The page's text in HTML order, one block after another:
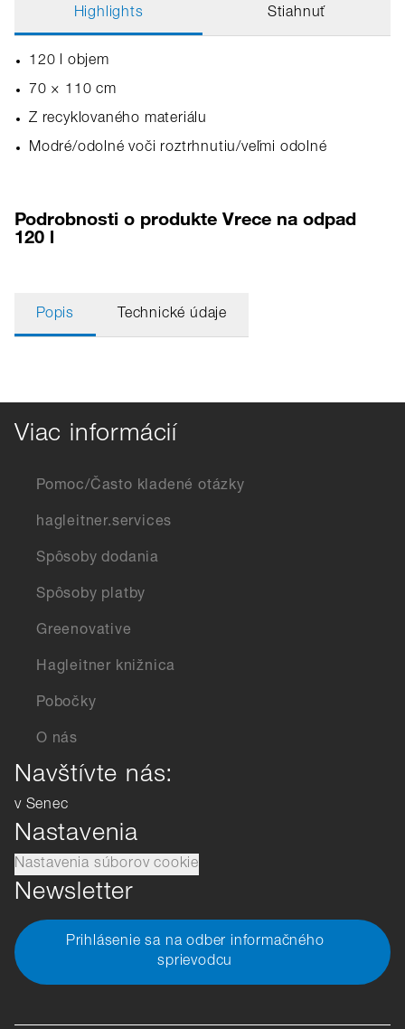
Highlights Stiahnuť
120 l objem
70 × 110 cm
Z recyklovaného materiálu
Modré/odolné voči roztrhnutiu/veľmi odolné
Podrobnosti o produkte Vrece na odpad
120 l
Popis Technické údaje
Viac informácií
Pomoc/Často kladené otázky
hagleitner.services
Spôsoby dodania
Spôsoby platby
Greenovative
Hagleitner knižnica
Pobočky
O nás
Navštívte nás:
v Senec
Nastavenia
Nastavenia súborov cookie
Newsletter
Prihlásenie sa na odber informačného
sprievodcu